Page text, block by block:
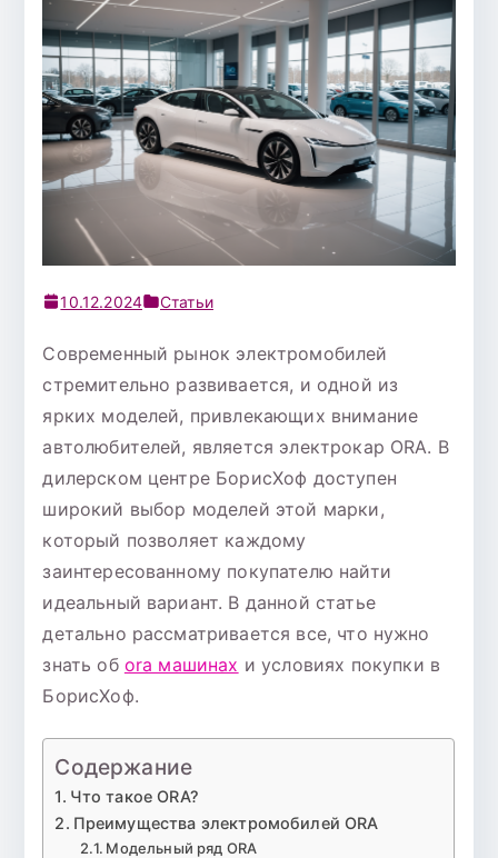
10.12.2024 Статьи
Современный рынок электромобилей
стремительно развивается, и одной из
ярких моделей, привлекающих внимание
автолюбителей, является электрокар ORA. В
дилерском центре БорисХоф доступен
широкий выбор моделей этой марки,
который позволяет каждому
заинтересованному покупателю найти
идеальный вариант. В данной статье
детально рассматривается все, что нужно
знать об ora машинах и условиях покупки в
БорисХоф.
Содержание
Что такое ORA?
Преимущества электромобилей ORA
Модельный ряд ORA